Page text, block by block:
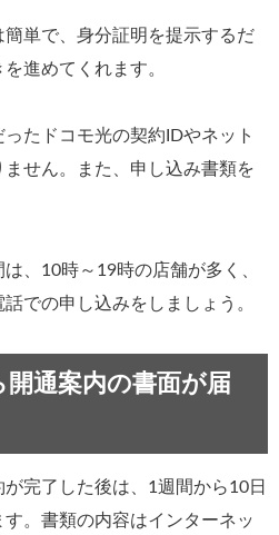
単で、身分証明を提示するだ
進めてくれます。
たドコモ光の契約IDやネット
せん。また、申し込み書類を
、10時～19時の店舗が多く、
での申し込みをしましょう。
通案内の書面が届
完了した後は、1週間から10日
。書類の内容はインターネッ